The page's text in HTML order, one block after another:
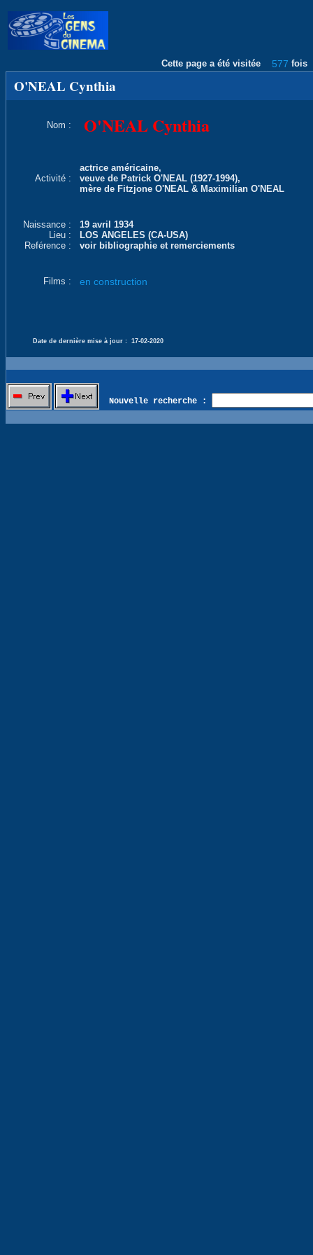
Cette page a été visitée 577 fois
O'NEAL Cynthia
Nom : O'NEAL Cynthia
Activité :
actrice américaine,
veuve de Patrick O'NEAL (1927-1994),
mère de Fitzjone O'NEAL & Maximilian O'NEAL
Naissance :
19 avril 1934
Lieu :
LOS ANGELES (CA-USA)
Reférence :
voir bibliographie et remerciements
Films : en construction
Date de dernière mise à jour : 17-02-2020
Nouvelle recherche :